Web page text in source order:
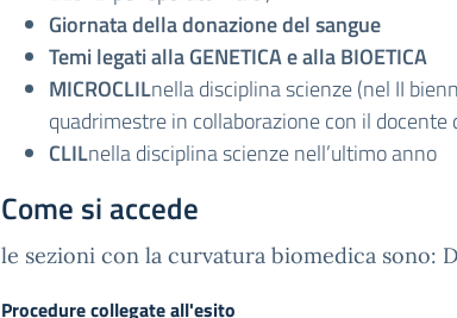
Giornata della donazione del sangue
Temi legati alla GENETICA e alla BIOETICA
MICROCLILnella disciplina scienze (nel II
quadrimestre in collaborazione con il docente
CLILnella disciplina scienze nell’ultimo anno
Come si accede
le sezioni con la curvatura biomedica sono:
Procedure collegate all'esito